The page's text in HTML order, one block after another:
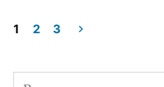
1 2 3
Buscar: